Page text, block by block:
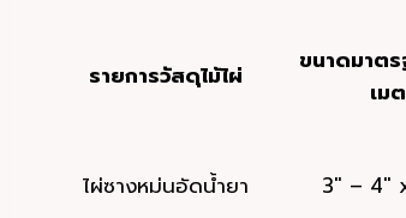
รายการวัสดุไม้ไผ่
ขนาดมาต
เม
ไผ่ซางหม่นอัดน้ำยา 3″ – 4″